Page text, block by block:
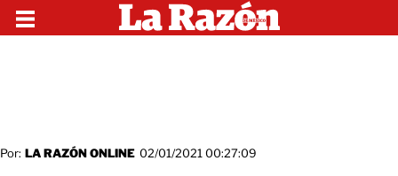
Por: LA RAZÓN ONLINE 02/01/2021 00:27:09